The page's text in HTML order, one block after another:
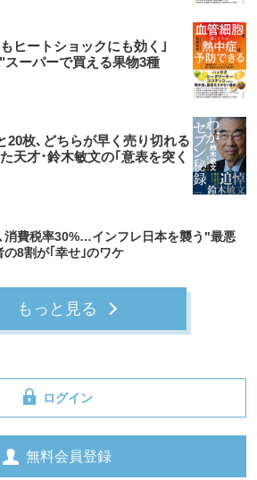
ヒートショックにも効く｣
ーパーで買える果物3種
20枚､どちらが早く売り切れる
天才･鈴木敏文の｢意表を突く
消費税率30%…インフレ日本を襲う"最悪
8割が｢幸せ｣のワケ
もっと見る
ログイン
無料会員登録